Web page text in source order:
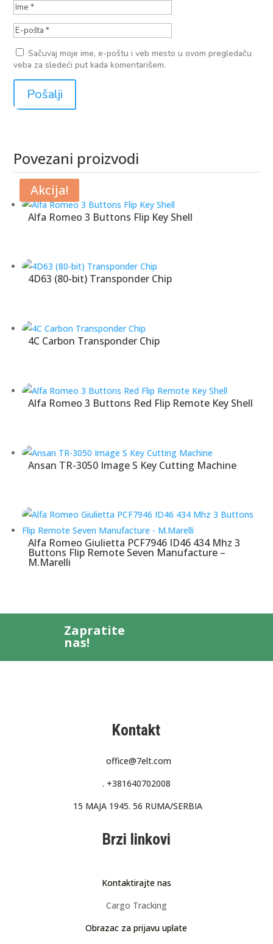
Sačuvaj moje ime, e-poštu i veb mesto u ovom pregledaču
veba za sledeći put kada komentarišem.
Povezani proizvodi
Povezani proizvodi
Alfa Romeo 3 Buttons Flip Key Shell
4D63 (80-bit) Transponder Chip
4C Carbon Transponder Chip
Akcija!
Alfa Romeo 3 Buttons Red Flip Remote Key Shell
Ansan TR-3050 Image S Key Cutting Machine
Alfa Romeo Giulietta PCF7946 ID46 434 Mhz 3
Buttons Flip Remote Seven Manufacture –
M.Marelli
Zapratite
nas!
Kontakt
office@7elt.com
. +381640702008
15 MAJA 1945. 56 RUMA/SERBIA
Brzi linkovi
Kontaktirajte nas
Cargo Tracking
Obrazac za prijavu uplate